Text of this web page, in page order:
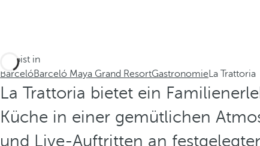
Du bist in
BarcelóBarceló Maya Grand ResortGastronomieLa Trattoria
La Trattoria bietet ein
Küche in einer gemütlichen
und Live-Auftritten an